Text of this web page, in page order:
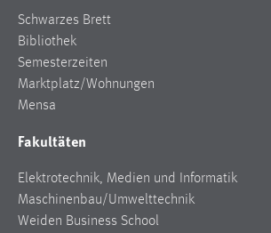
Schwarzes Brett
Bibliothek
Semesterzeiten
Marktplatz/Wohnungen
Mensa
Fakultäten
Elektrotechnik, Medien und Informatik
Maschinenbau/Umwelttechnik
Weiden Business School